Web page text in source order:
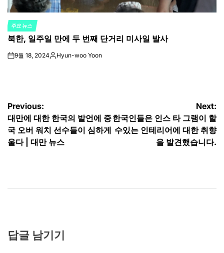
POSTED
IN
주요 뉴스
북한, 일주일 만에 두 번째 단거리 미사일 발사
on9월 18, 2024Posted
Hyun-woo Yoon
글
탐
색
Previous:
대만에 대한 한국의 발언에 중
국 오버 워치 선수들이 심하게
울다 | 대만 뉴스
Next:
한국인들은 인스 타 그램이 할
수있는 인테리어에 대한 취향
을 발견했습니다.
답글 남기기